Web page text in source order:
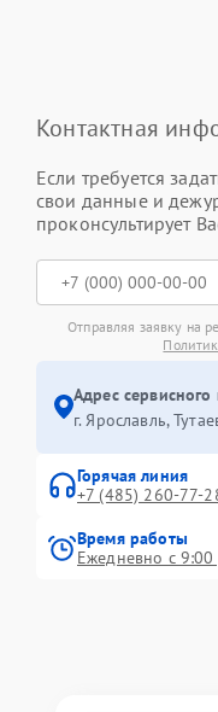
Контактная
Если требуется
свои данные и
проконсультирует
Отправляя заявку на
Адрес
г. Ярославль,
Горячая линия
+7 (485) 260-77-
Время работы
Ежедневно с